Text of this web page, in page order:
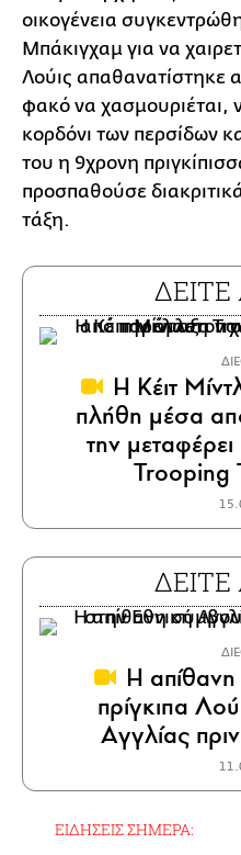
οικογένεια
Μπάκιγχαμ για να
Λούις απαθανατίστηκε
φακό να χασμουριέται,
κορδόνι των περσίδων
του η 9χρονη
προσπαθούσε
τάξη.
Η Κέιτ
πλήθη μέσα
την
Trooping
Η
πρίγκιπα
Αγγλίας
ΕΙΔΗΣΕΙΣ ΣΗΜΕΡΑ: